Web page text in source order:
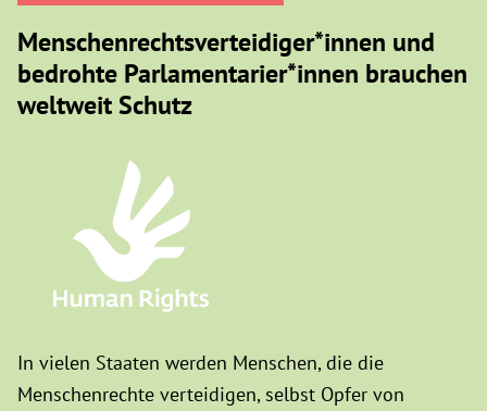
Menschenrechtsverteidiger*innen und
bedrohte Parlamentarier*innen brauchen
weltweit Schutz
In vielen Staaten werden Menschen, die die
Menschenrechte verteidigen, selbst Opfer von